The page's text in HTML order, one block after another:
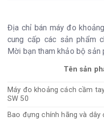
Địa chỉ bán máy đo
cung cấp các sản phẩm
Mời bạn tham khảo bộ sản
Tên sản
Máy đo khoảng cách cầm
SW 50
Bao đựng chính hãng và dây